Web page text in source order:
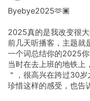
Byebye2025🫶🏿
2025真的是我改变很大
前几天听播客，主题就
一个词总结你的2025
当时在去上班的地铁上
＂，很高兴在跨过30
珍惜这样的感受，也告